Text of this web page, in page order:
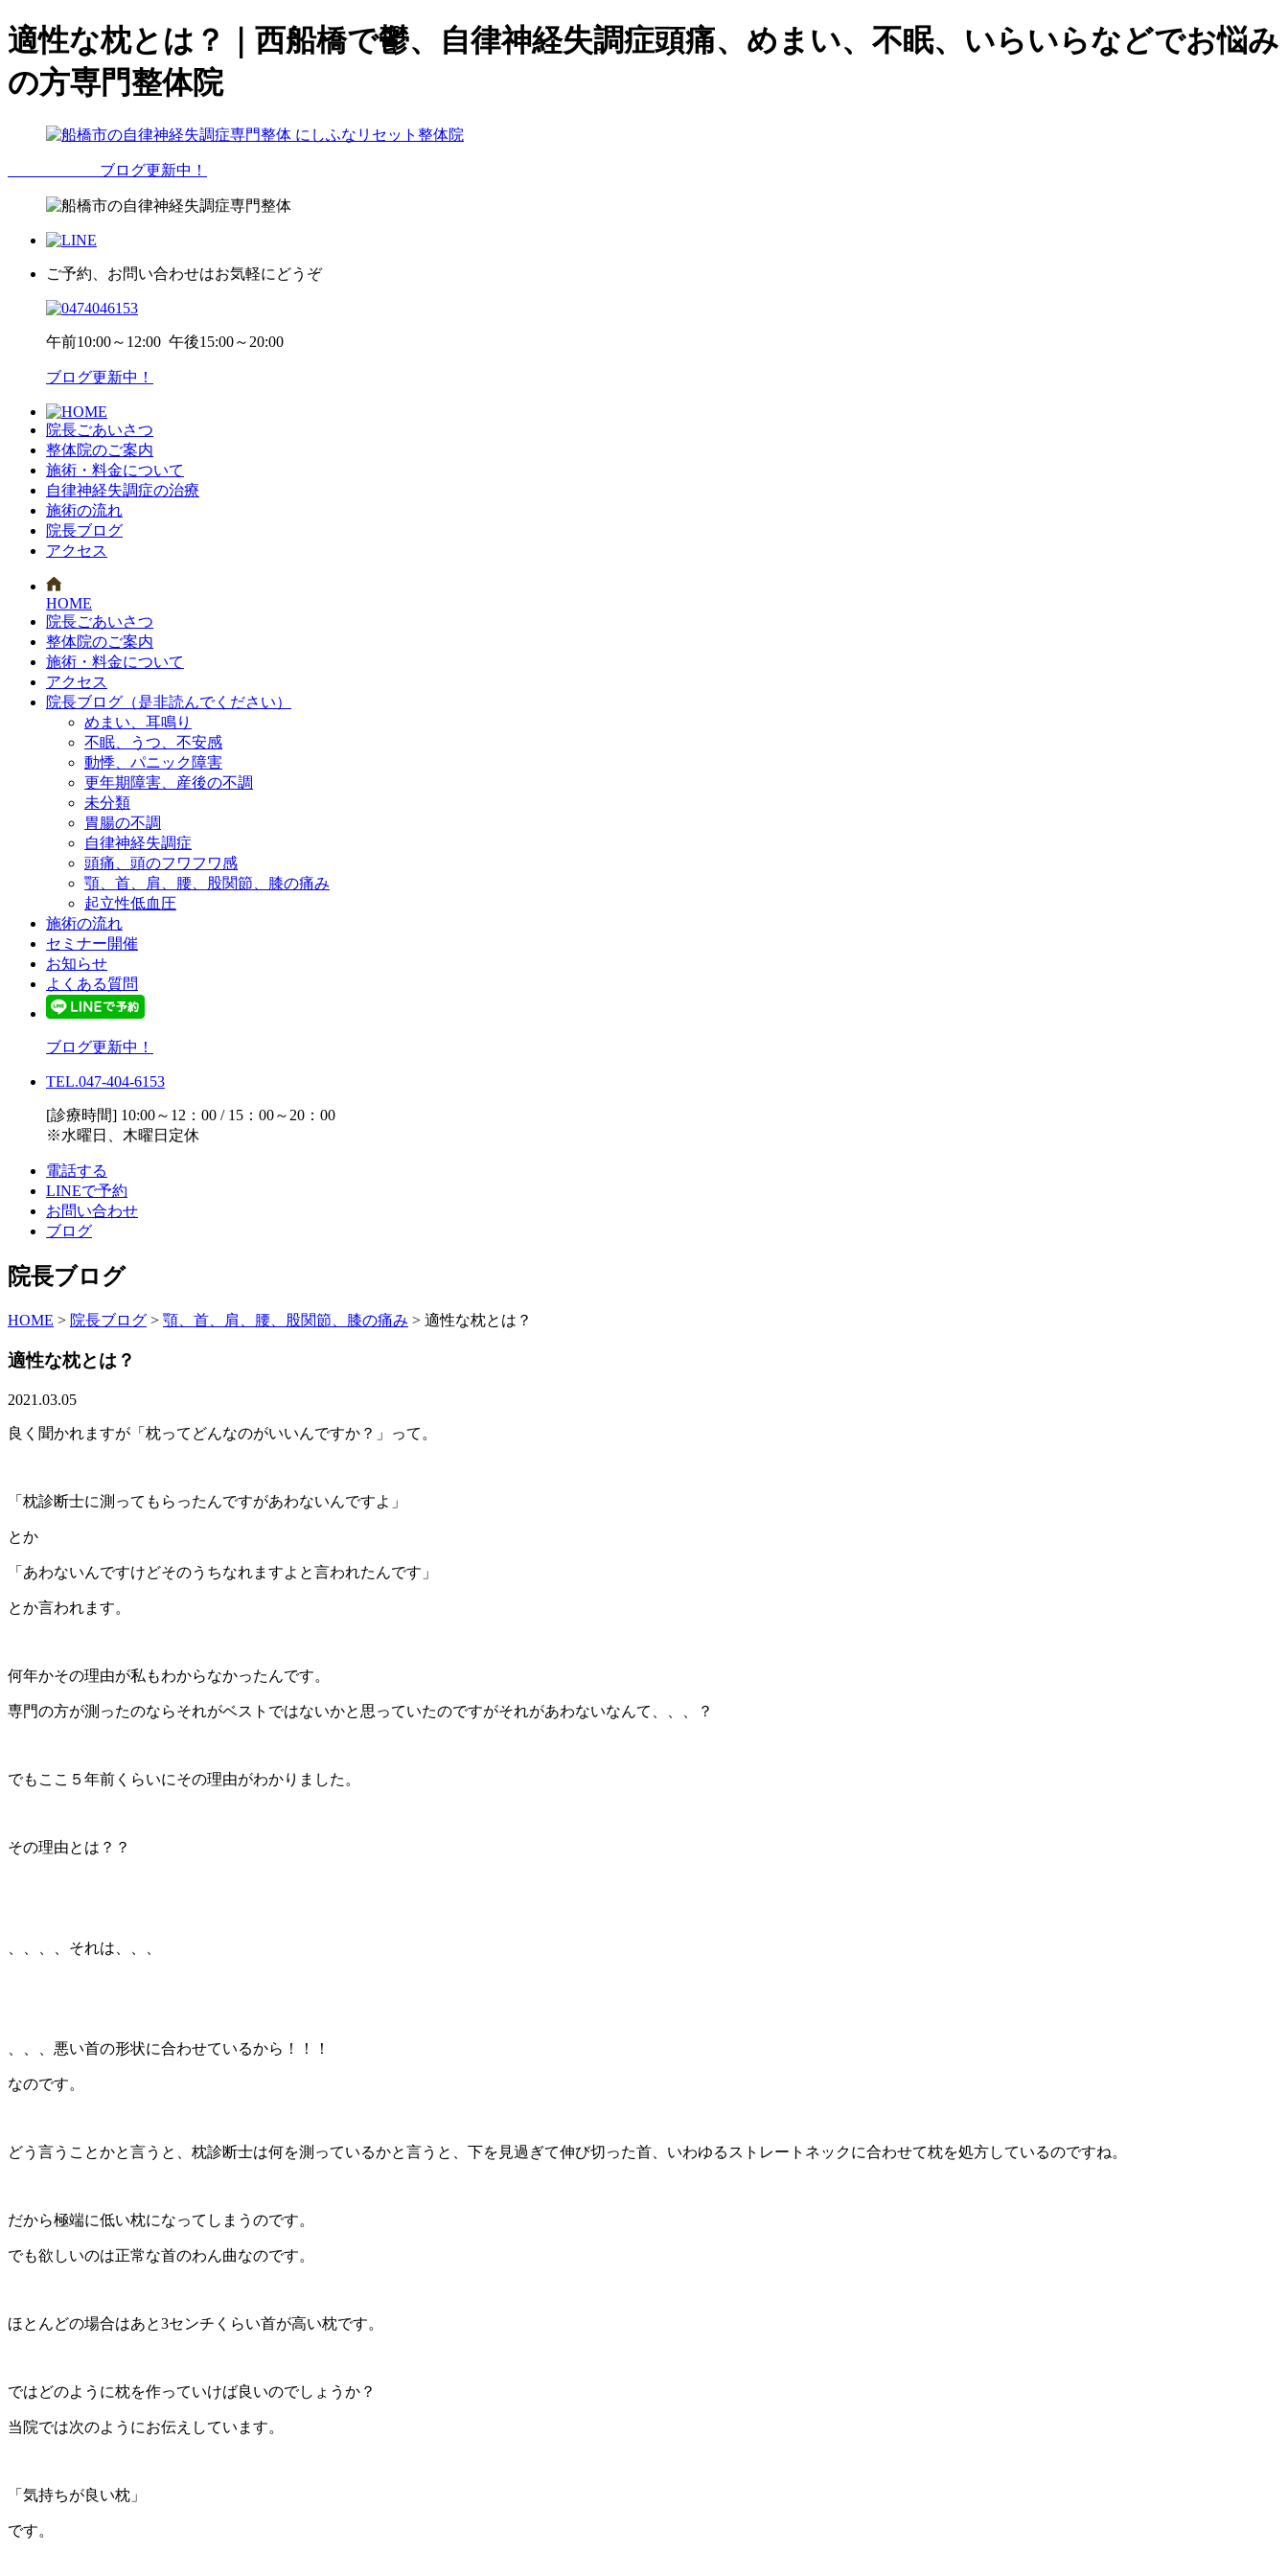
適性な枕とは？｜西船橋で鬱、自律神経失調症頭痛、めまい、不眠、いらいらなどでお悩み
の方専門整体院
ブログ更新中！
ご予約、お問い合わせはお気軽にどうぞ
午前10:00～12:00 午後15:00～20:00
ブログ更新中！
院長ごあいさつ
整体院のご案内
施術・料金について
自律神経失調症の治療
施術の流れ
院長ブログ
アクセス
HOME
院長ごあいさつ
整体院のご案内
施術・料金について
アクセス
院長ブログ（是非読んでください）
めまい、耳鳴り
不眠、うつ、不安感
動悸、パニック障害
更年期障害、産後の不調
未分類
胃腸の不調
自律神経失調症
頭痛、頭のフワフワ感
顎、首、肩、腰、股関節、膝の痛み
起立性低血圧
施術の流れ
セミナー開催
お知らせ
よくある質問
ブログ更新中！
TEL.047-404-6153
[診療時間] 10:00～12：00 / 15：00～20：00
※水曜日、木曜日定休
電話する
LINEで予約
お問い合わせ
ブログ
院長ブログ
HOME > 院長ブログ > 顎、首、肩、腰、股関節、膝の痛み > 適性な枕とは？
適性な枕とは？
2021.03.05
良く聞かれますが「枕ってどんなのがいいんですか？」って。
「枕診断士に測ってもらったんですがあわないんですよ」
とか
「あわないんですけどそのうちなれますよと言われたんです」
とか言われます。
何年かその理由が私もわからなかったんです。
専門の方が測ったのならそれがベストではないかと思っていたのですがそれがあわないなんて、、、？
でもここ５年前くらいにその理由がわかりました。
その理由とは？？
、、、、それは、、、
、、、悪い首の形状に合わせているから！！！
なのです。
どう言うことかと言うと、枕診断士は何を測っているかと言うと、下を見過ぎて伸び切った首、いわゆるストレートネックに合わせて枕を処方しているのですね。
だから極端に低い枕になってしまうのです。
でも欲しいのは正常な首のわん曲なのです。
ほとんどの場合はあと3センチくらい首が高い枕です。
ではどのように枕を作っていけば良いのでしょうか？
当院では次のようにお伝えしています。
「気持ちが良い枕」
です。